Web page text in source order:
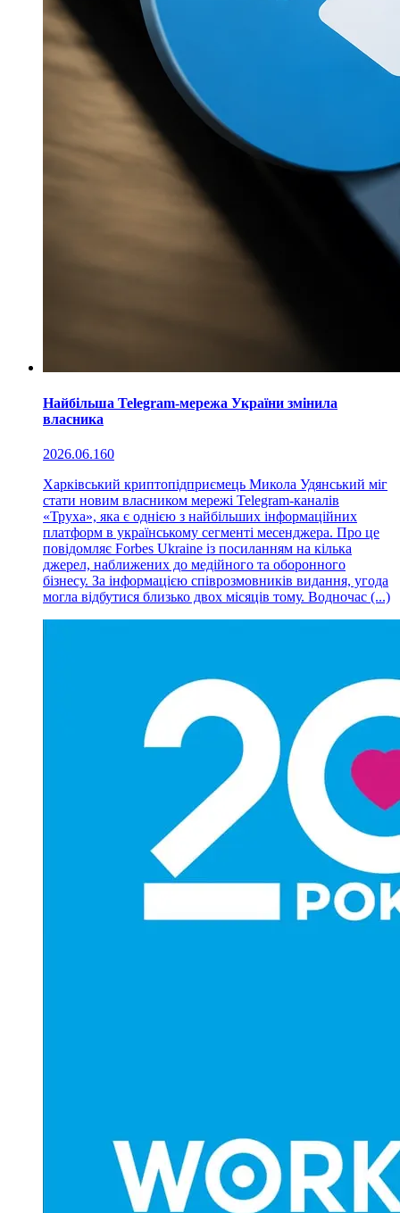
Найбільша Telegram-мережа України змінила
власника
2026.06.160
Харківський криптопідприємець Микола Удянський міг
стати новим власником мережі Telegram-каналів
«Труха», яка є однією з найбільших інформаційних
платформ в українському сегменті месенджера. Про це
повідомляє Forbes Ukraine із посиланням на кілька
джерел, наближених до медійного та оборонного
бізнесу. За інформацією співрозмовників видання, угода
могла відбутися близько двох місяців тому. Водночас (...)